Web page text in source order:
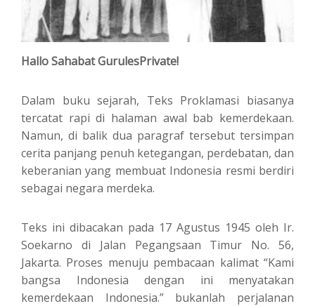
Hallo Sahabat GurulesPrivate!
Dalam buku sejarah, Teks Proklamasi biasanya
tercatat rapi di halaman awal bab kemerdekaan.
Namun, di balik dua paragraf tersebut tersimpan
cerita panjang penuh ketegangan, perdebatan, dan
keberanian yang membuat Indonesia resmi berdiri
sebagai negara merdeka.
Teks ini dibacakan pada 17 Agustus 1945 oleh Ir.
Soekarno di Jalan Pegangsaan Timur No. 56,
Jakarta. Proses menuju pembacaan kalimat “Kami
bangsa Indonesia dengan ini menyatakan
kemerdekaan Indonesia.” bukanlah perjalanan